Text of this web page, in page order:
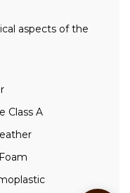
aspects of the
Class A